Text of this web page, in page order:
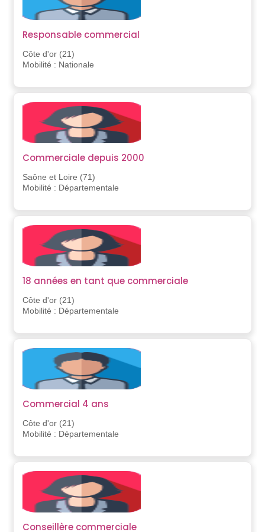
Responsable commercial
Côte d'or (21)
Mobilité : Nationale
Commerciale depuis 2000
Saône et Loire (71)
Mobilité : Départementale
18 années en tant que commerciale
Côte d'or (21)
Mobilité : Départementale
Commercial 4 ans
Côte d'or (21)
Mobilité : Départementale
Conseillère commerciale